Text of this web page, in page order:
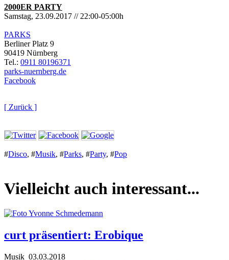
2000ER PARTY
Samstag, 23.09.2017 // 22:00-05:00h
PARKS
Berliner Platz 9
90419 Nürnberg
Tel.: 0911 80196371
parks-nuernberg.de
Facebook
[ Zurück ]
#Disco, #Musik, #Parks, #Party, #Pop
Vielleicht auch interessant...
curt präsentiert: Erobique
Musik 03.03.2018